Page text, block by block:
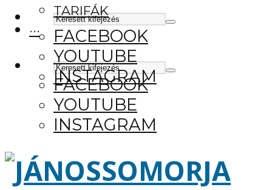
FACEBOOK
YOUTUBE
INSTAGRAM
TARIFÁK
···
FACEBOOK
YOUTUBE
INSTAGRAM